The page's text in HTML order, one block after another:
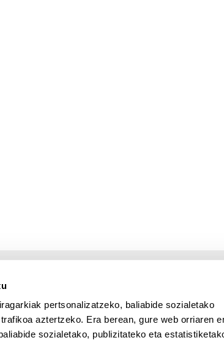
pertsonalizatzeko, baliabide sozialetako
aztertzeko. Era berean, gure web orriaren
sozialetako, publizitateko eta
UPV/EHU en Facebook (abre
UPV/EHU en Twitter
UPV/EHU en
UPV/